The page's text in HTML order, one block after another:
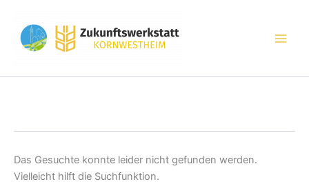
springen
Das Gesuchte konnte leider nicht gefunden werden.
Vielleicht hilft die Suchfunktion.